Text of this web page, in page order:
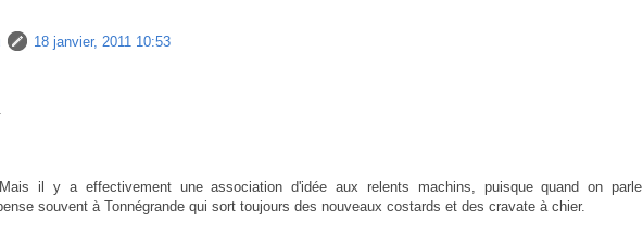
18 janvier, 2011 10:53
il y a effectivement une association d'idée aux relents machins, puisque quand on parle
souvent à Tonnégrande qui sort toujours des nouveaux costards et des cravate à chier.